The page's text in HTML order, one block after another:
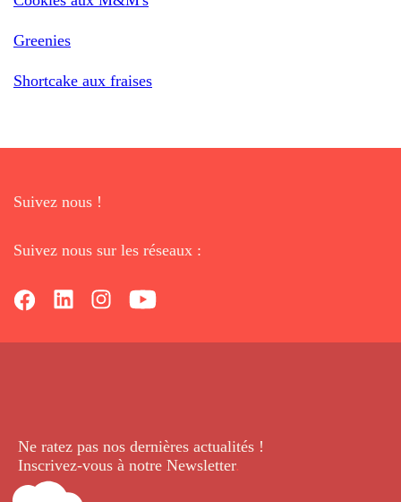
Greenies
Shortcake aux fraises
Suivez nous !
Suivez nous sur les réseaux :
Ne ratez pas nos dernières actualités !
Inscrivez-vous à notre Newsletter.